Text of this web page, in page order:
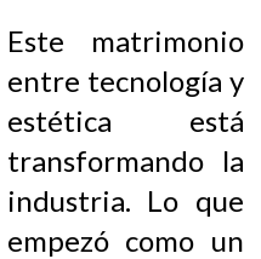
Este matrimonio
entre tecnología y
estética está
transformando la
industria. Lo que
empezó como un